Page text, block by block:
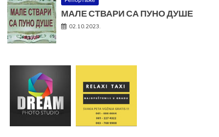
МАЛЕ СТВАРИ СА ПУНО ДУШЕ
02.10.2023.